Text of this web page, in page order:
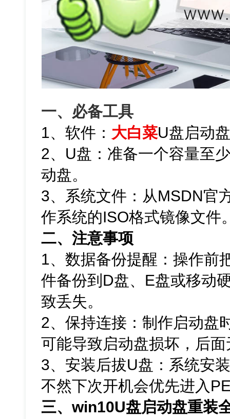
一、必备工具
1、软件： 大白菜U盘启动
2、U盘：准备一个容量至
动盘。
3、系统文件：从MSDN官
作系统的ISO格式镜像文件
二、注意事项
1、数据备份提醒：操作前
件备份到D盘、E盘或移动
致丢失。
2、保持连接：制作启动盘
可能导致启动盘损坏，后
3、安装后拔U盘：系统安
不然下次开机会优先进入
三、win10U盘启动盘重装